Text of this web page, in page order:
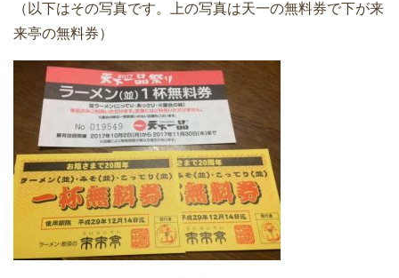
（以下はその写真です。上の写真は天一の無料券で下が来
来亭の無料券）